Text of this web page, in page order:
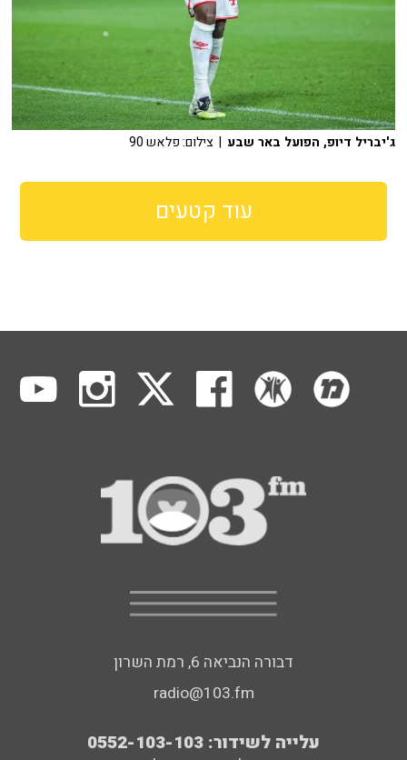
ג'יבריל דיופ, הפועל באר שבע | צילום: פלאש 90
עוד קטעים
דבורה הנביאה 6, רמת השרון
radio@103.fm
עלייה לשידור: 0552-103-103